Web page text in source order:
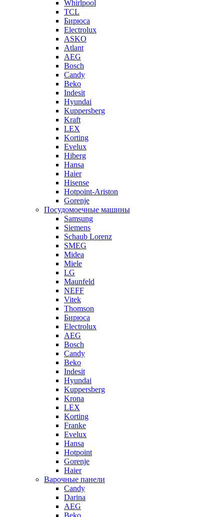
Whirlpool
TCL
Бирюса
Electrolux
ASKO
Atlant
AEG
Bosch
Candy
Beko
Indesit
Hyundai
Kuppersberg
Kraft
LEX
Korting
Evelux
Hiberg
Hansa
Haier
Hisense
Hotpoint-Ariston
Gorenje
Посудомоечные машины
Samsung
Siemens
Schaub Lorenz
SMEG
Midea
Miele
LG
Maunfeld
NEFF
Vitek
Thomson
Бирюса
Electrolux
AEG
Bosch
Candy
Beko
Indesit
Hyundai
Kuppersberg
Krona
LEX
Korting
Franke
Evelux
Hansa
Hotpoint
Gorenje
Haier
Варочные панели
Candy
Darina
AEG